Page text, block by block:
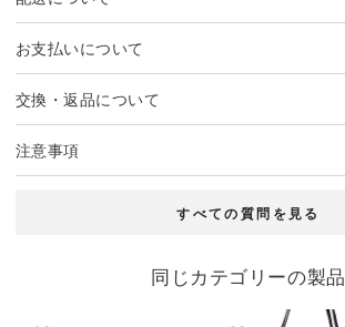
お支払いについて
交換・返品について
注意事項
すべての質問を見る
同じカテゴリーの製品